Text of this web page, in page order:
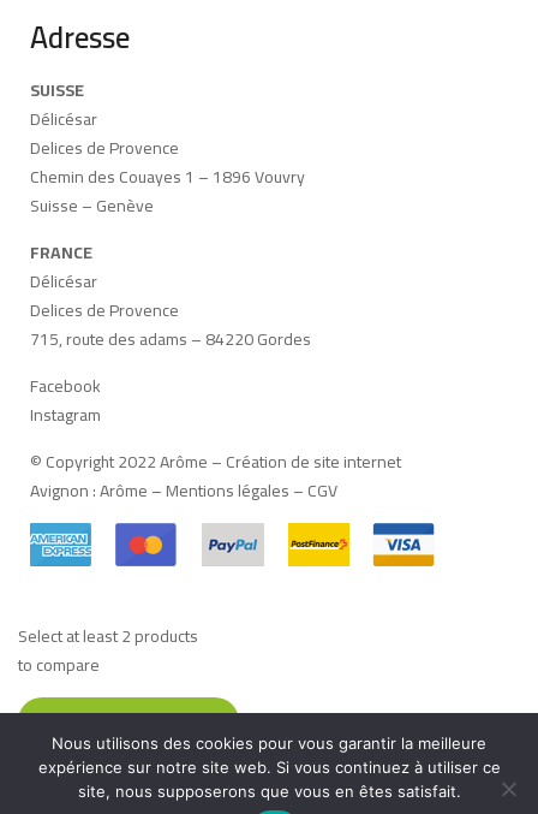
Adresse
SUISSE
Délicésar
Delices de Provence
Chemin des Couayes 1 – 1896 Vouvry
Suisse – Genève
FRANCE
Délicésar
Delices de Provence
715, route des adams – 84220 Gordes
Facebook
Instagram
© Copyright 2022 Arôme –Création de site internet
Avignon:Arôme–Mentions légales–CGV
Select at least 2 products
to compare
VIEW COMPARISON
Français(Französisch) Deutsch Italiano(Italienisch
English(Englisch)
Nous utilisons des cookies pour vous garantir la meilleure
expérience sur notre site web. Si vous continuez à utiliser ce
site, nous supposerons que vous en êtes satisfait.